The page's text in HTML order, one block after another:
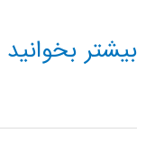
آموزش
شناسایی
بیشتر